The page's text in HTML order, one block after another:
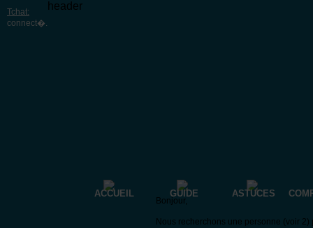
Tchat:
connect�.
header
ACCUEIL GUIDE ASTUCES
Bonjour,
Nous recherchons une personne (voir